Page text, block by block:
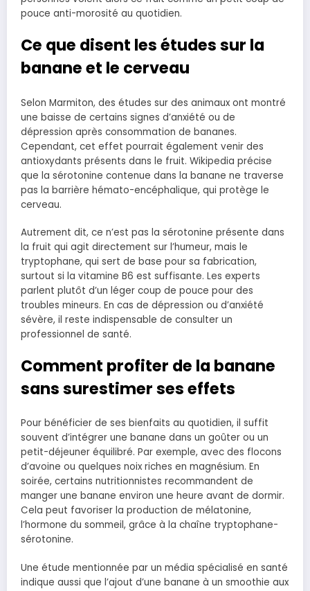
pouce anti-morosité au quotidien.
Ce que disent les études sur la
banane et le cerveau
Selon Marmiton, des études sur des animaux ont montré
une baisse de certains signes d’anxiété ou de
dépression après consommation de bananes.
Cependant, cet effet pourrait également venir des
antioxydants présents dans le fruit. Wikipedia précise
que la sérotonine contenue dans la banane ne traverse
pas la barrière hémato-encéphalique, qui protège le
cerveau.
Autrement dit, ce n’est pas la sérotonine présente dans
la fruit qui agit directement sur l’humeur, mais le
tryptophane, qui sert de base pour sa fabrication,
surtout si la vitamine B6 est suffisante. Les experts
parlent plutôt d’un léger coup de pouce pour des
troubles mineurs. En cas de dépression ou d’anxiété
sévère, il reste indispensable de consulter un
professionnel de santé.
Comment profiter de la banane
sans surestimer ses effets
Pour bénéficier de ses bienfaits au quotidien, il suffit
souvent d’intégrer une banane dans un goûter ou un
petit-déjeuner équilibré. Par exemple, avec des flocons
d’avoine ou quelques noix riches en magnésium. En
soirée, certains nutritionnistes recommandent de
manger une banane environ une heure avant de dormir.
Cela peut favoriser la production de mélatonine,
l’hormone du sommeil, grâce à la chaîne tryptophane-
sérotonine.
Une étude mentionnée par un média spécialisé en santé
indique aussi que l’ajout d’une banane à un smoothie aux